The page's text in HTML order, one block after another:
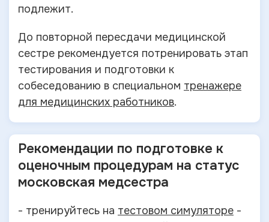
подлежит.
До повторной пересдачи медицинской
сестре рекомендуется потренировать этап
тестирования и подготовки к
собеседованию в специальном тренажере
для медицинских работников.
Рекомендации по подготовке к
оценочным процедурам на статус
московская медсестра
- тренируйтесь на тестовом симуляторе -